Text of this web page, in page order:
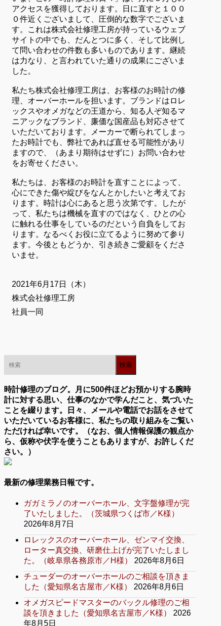
アクセスを獲得しております。日に直すと１００
０件近くございまして、圧倒的な数字でございま
す。これは株式会社修理工房が持っているウェブ
サイトの中でも、だんとつに多く、そして比例し
て問い合わせの件数も多いものであります。継続
は力なり、と言われていた通りの成果にございま
した。
私たち株式会社修理工房は、お客様のお時計の修
理、オーバーホールを担います。ブランドはロレ
ックスやオメガなどの王道から、知る人ぞ知るマ
ニアックなブランド、廉価な国産品も対応させて
いただいております。メーカーで断られてしまっ
たお時計でも、弊社であれば直せる可能性があり
ますので、（あまり期待はせずに）お問い合わせ
をお寄せください。
私たちは、お客様のお時計を直すことによって、
心にできた傷や綻びをなんとかしたいと考えてお
ります。時計は心にあると思う次第です。したが
って、私たちは機械を直すのではなく、ひとの心
に触れる仕事をしているのだという自負をしてお
ります。なるべくお役に立てるように努めて参り
ます。今後ともどうか、引き続きご愛顧をくださ
いませ。
2021年6月17日（木）
株式会社修理工房
社員一同
時計修理のブログ。月に500件ほどお預かりする腕時
計に対する思い、仕事のなかで学んだこと、気づいた
ことを綴ります。日々、メールや電話でお話をさせて
いただいているお客様に、私たちの取り組みをご覧い
ただければ幸いです。（なお、個人情報保護の観点か
ら、仮称や伏字を使うこともありますが、お許しくだ
さい。）
最新の修理業務日報です。
ガガミラノのオーバーホール、文字盤修理が完
了いたしました。（茨城県つくば市／K様）
2026年8月7日
ロレックスのオーバーホール、ゼンマイ交換、
ローター真交換、研磨仕上げが完了いたしまし
た。（岐阜県各務原市／H様）
2026年8月6日
チューダーのオーバーホールのご相談を頂きま
した（愛知県名古屋市／K様）
2026年8月6日
オメガスピードマスターのバックル修理のご相
談を頂きました（愛知県名古屋市／K様）
2026
年8月5日